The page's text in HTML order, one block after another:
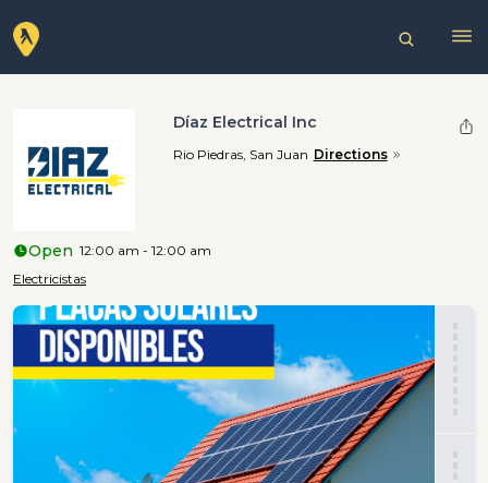
Díaz Electrical Inc
Rio Piedras, San Juan Directions
Open 12:00 am - 12:00 am
Electricistas